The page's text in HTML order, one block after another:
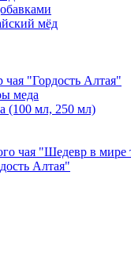
мёд
"Гордость Алтая"
меда
(100 мл, 250 мл)
чая "Шедевр в мире
Алтая"